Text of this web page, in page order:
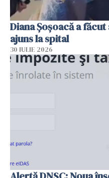
Diana Șoșoacă a
ajuns la spital
30 IULIE 2026